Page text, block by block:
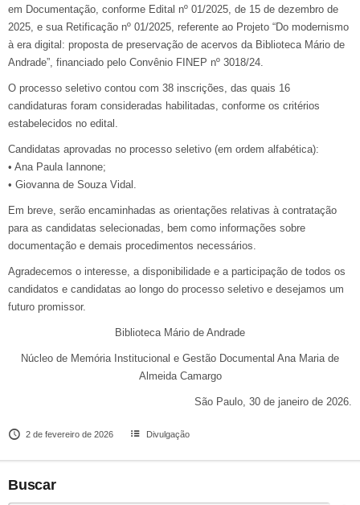
em Documentação, conforme Edital nº 01/2025, de 15 de dezembro de
2025, e sua Retificação nº 01/2025, referente ao Projeto “Do modernismo
à era digital: proposta de preservação de acervos da Biblioteca Mário de
Andrade”, financiado pelo Convênio FINEP nº 3018/24.
O processo seletivo contou com 38 inscrições, das quais 16
candidaturas foram consideradas habilitadas, conforme os critérios
estabelecidos no edital.
Candidatas aprovadas no processo seletivo (em ordem alfabética):
• Ana Paula Iannone;
• Giovanna de Souza Vidal.
Em breve, serão encaminhadas as orientações relativas à contratação
para as candidatas selecionadas, bem como informações sobre
documentação e demais procedimentos necessários.
Agradecemos o interesse, a disponibilidade e a participação de todos os
candidatos e candidatas ao longo do processo seletivo e desejamos um
futuro promissor.
Biblioteca Mário de Andrade
Núcleo de Memória Institucional e Gestão Documental Ana Maria de
Almeida Camargo
São Paulo, 30 de janeiro de 2026.
2 de fevereiro de 2026 Divulgação
Buscar